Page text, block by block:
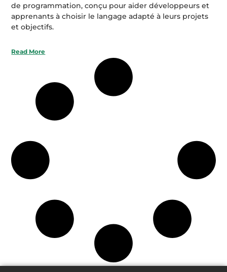
de programmation, conçu pour aider développeurs et
apprenants à choisir le langage adapté à leurs projets
et objectifs.
Read More